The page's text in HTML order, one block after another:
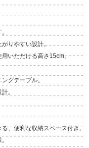
りやすい設計。
いただける高さ15cm。
グテーブル。
。
、便利な収納スペース付き。